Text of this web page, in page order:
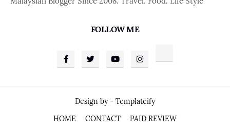
FOLLOW ME
Design by - Templateify
HOME
CONTACT PAID REVIEW